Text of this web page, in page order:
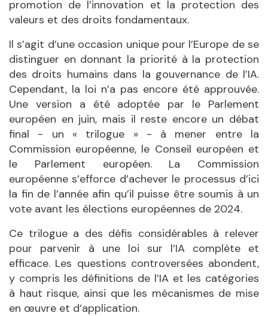
promotion de l’innovation et la protection des
valeurs et des droits fondamentaux.
Il s’agit d’une occasion unique pour l’Europe de se
distinguer en donnant la priorité à la protection
des droits humains dans la gouvernance de l’IA.
Cependant, la loi n’a pas encore été approuvée.
Une version a été adoptée par le Parlement
européen en juin, mais il reste encore un débat
final - un « trilogue » - à mener entre la
Commission européenne, le Conseil européen et
le Parlement européen. La Commission
européenne s’efforce d’achever le processus d’ici
la fin de l’année afin qu’il puisse être soumis à un
vote avant les élections européennes de 2024.
Ce trilogue a des défis considérables à relever
pour parvenir à une loi sur l’IA complète et
efficace. Les questions controversées abondent,
y compris les définitions de l’IA et les catégories
à haut risque, ainsi que les mécanismes de mise
en œuvre et d’application.